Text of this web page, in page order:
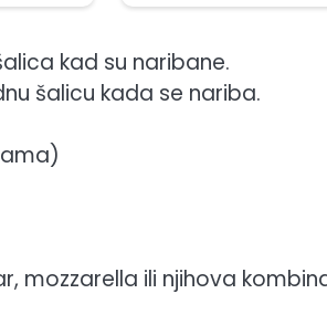
kad su naribane.
šalicu kada se nariba.
mozzarella ili njihova